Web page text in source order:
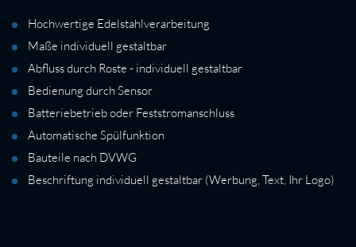
Hochwertige Edelstahlverarbeitung
Maße individuell gestaltbar
Abfluss durch Roste - individuell gestaltbar
Bedienung durch Sensor
Batteriebetrieb oder Feststromanschluss
Automatische Spülfunktion
Bauteile nach DVWG
Beschriftung individuell gestaltbar (Werbung, Text, Ihr Logo)